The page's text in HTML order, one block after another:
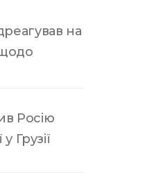
на
Росію
у Грузії